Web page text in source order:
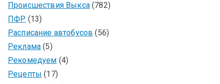
Происшествия Выкса(782)
ПФР (13)
Расписание автобусов (56)
Реклама (5)
Рекомедуем (4)
Рецепты (17)